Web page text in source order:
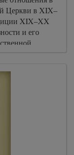
Церкви в XIX–
XIX–XX
и его